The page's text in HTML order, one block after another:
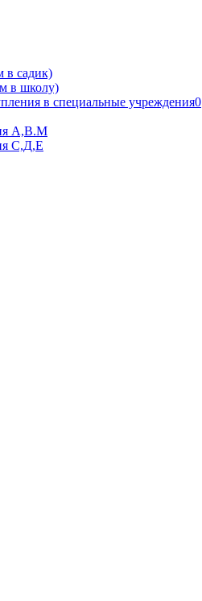
в садик)
в школу)
в специальные учреждения0
А,В.М
С,Д,Е